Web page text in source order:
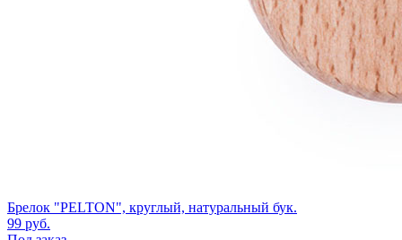
Брелок "PELTON", круглый, натуральный бук.
99 руб.